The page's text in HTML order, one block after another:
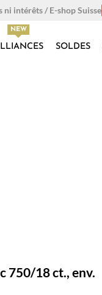
ni intérêts / E-shop Suisse
SOLDES
750/18 ct., env.